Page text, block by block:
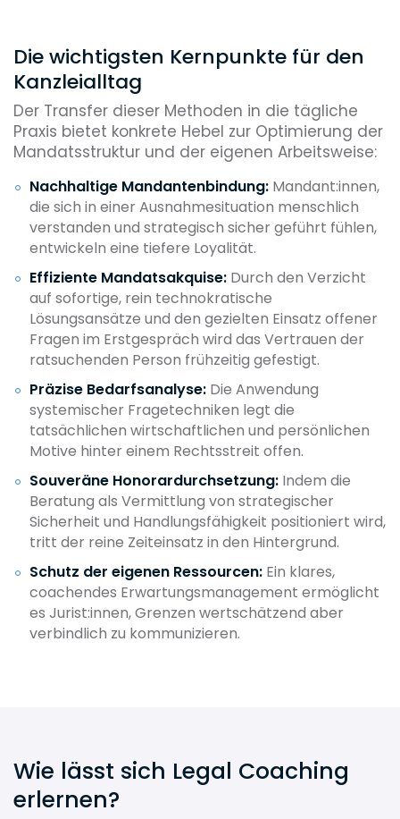
Die wichtigsten Kernpunkte für den
Kanzleialltag
Der Transfer dieser Methoden in die tägliche
Praxis bietet konkrete Hebel zur Optimierung der
Mandatsstruktur und der eigenen Arbeitsweise:
Nachhaltige Mandantenbindung: Mandant:innen,
die sich in einer Ausnahmesituation menschlich
verstanden und strategisch sicher geführt fühlen,
entwickeln eine tiefere Loyalität.
Effiziente Mandatsakquise: Durch den Verzicht
auf sofortige, rein technokratische
Lösungsansätze und den gezielten Einsatz offener
Fragen im Erstgespräch wird das Vertrauen der
ratsuchenden Person frühzeitig gefestigt.
Präzise Bedarfsanalyse: Die Anwendung
systemischer Fragetechniken legt die
tatsächlichen wirtschaftlichen und persönlichen
Motive hinter einem Rechtsstreit offen.
Souveräne Honorardurchsetzung: Indem die
Beratung als Vermittlung von strategischer
Sicherheit und Handlungsfähigkeit positioniert wird,
tritt der reine Zeiteinsatz in den Hintergrund.
Schutz der eigenen Ressourcen: Ein klares,
coachendes Erwartungsmanagement ermöglicht
es Jurist:innen, Grenzen wertschätzend aber
verbindlich zu kommunizieren.
Wie lässt sich Legal Coaching
erlernen?